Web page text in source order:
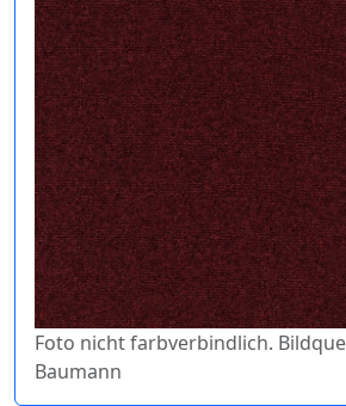
Foto nicht farbverbindlich.
Baumann